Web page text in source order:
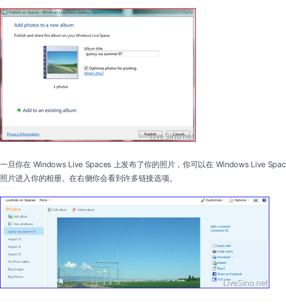
一旦你在 Windows Live Spaces 上发布了你的照片，你可以在 Windows Live
照片进入你的相册。在右侧你会看到许多链接选项。